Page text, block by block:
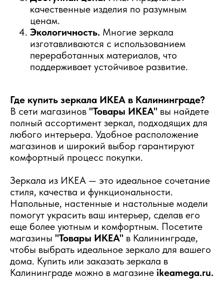
качественные изделия по разумным
ценам.
Экологичность. Многие зеркала
изготавливаются с использованием
переработанных материалов, что
поддерживает устойчивое развитие.
Где купить зеркала ИКЕА в Калининграде?
В сети магазинов "Товары ИКЕА" вы найдете
полный ассортимент зеркал, подходящих для
любого интерьера. Удобное расположение
магазинов и широкий выбор гарантируют
комфортный процесс покупки.
Зеркала из ИКЕА — это идеальное сочетание
стиля, качества и функциональности.
Напольные, настенные и настольные модели
помогут украсить ваш интерьер, сделав его
еще более уютным и комфортным. Посетите
магазины "Товары ИКЕА" в Калининграде,
чтобы выбрать идеальное зеркало для вашего
дома. Купить или заказать зеркала в
Калининграде можно в магазине ikeamega.ru.